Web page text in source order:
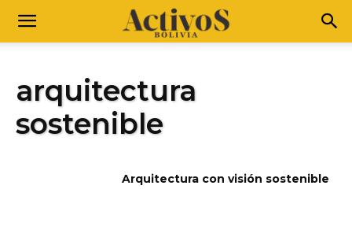
arquitectura
sostenible
Arquitectura con visión sostenible